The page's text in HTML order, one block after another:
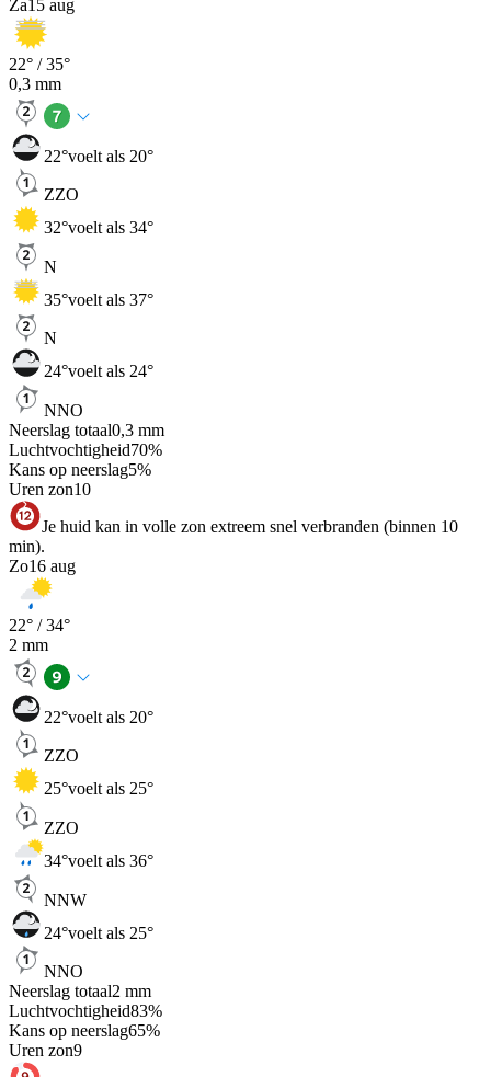
Za15 aug
22° /35°
0,3 mm
22°voelt als 20°
ZZO
32°voelt als 34°
N
35°voelt als 37°
N
24°voelt als 24°
NNO
Neerslag totaal0,3 mm
Luchtvochtigheid70%
Kans op neerslag5%
Uren zon10
Je huid kan in volle zon extreem snel verbranden (binnen 10
min).
Zo16 aug
22° /34°
2 mm
22°voelt als 20°
ZZO
25°voelt als 25°
ZZO
34°voelt als 36°
NNW
24°voelt als 25°
NNO
Neerslag totaal2 mm
Luchtvochtigheid83%
Kans op neerslag65%
Uren zon9